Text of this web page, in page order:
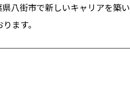
八街市で新しいキャリアを築い
ます。